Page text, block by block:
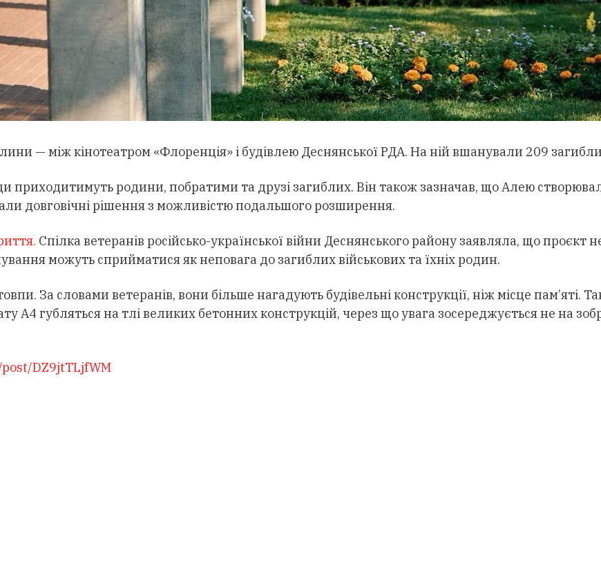
— між кінотеатром «Флоренція» і будівлею Деснянської РДА. На ній вшанували 209
приходитимуть родини, побратими та друзі загиблих. Він також зазначав, що Алею
довговічні рішення з можливістю подальшого розширення.
Спілка ветеранів російсько-української війни Деснянського району заявляла, що проєкт
можуть сприйматися як неповага до загиблих військових та їхніх родин.
За словами ветеранів, вони більше нагадують будівельні конструкції, ніж місце пам’яті.
А4 губляться на тлі великих бетонних конструкцій, через що увага зосереджується не на
DZ9jtTLjfWM